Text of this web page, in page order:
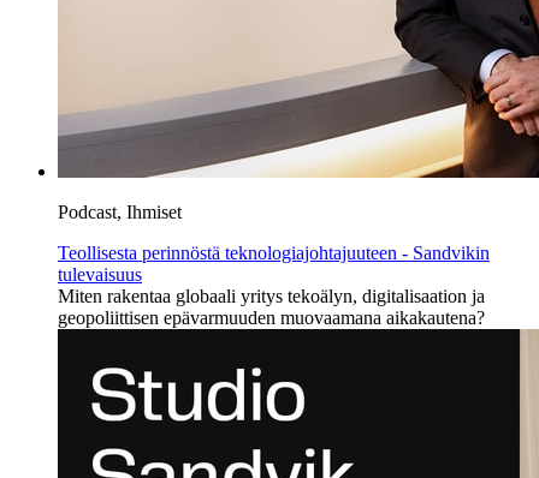
Podcast, Ihmiset
Teollisesta perinnöstä teknologiajohtajuuteen - Sandvikin
tulevaisuus
Miten rakentaa globaali yritys tekoälyn, digitalisaation ja
geopoliittisen epävarmuuden muovaamana aikakautena?